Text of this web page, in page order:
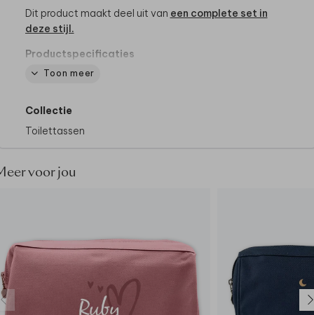
Dit product maakt deel uit van een complete set in
deze stijl.
Productspecificaties
- Merk: Bulbby
- Binnenkant: 2 vakken met rits en klittenband
- Buitenkant: op de achterkant een extra vak met
geschikt voor de wasmachine
Toon meer
Collectie
Toilettassen
voor jou